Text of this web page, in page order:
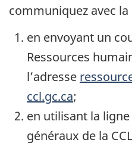
communiquez avec la
en envoyant un
Ressources
l’adresse
ccl.gc.ca;
en utilisant la
généraux de la